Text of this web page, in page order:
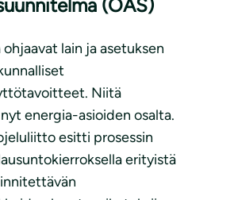
(OAS)
lain ja asetuksen
Niitä
energia-asioiden osalta.
esitti prosessin
erityistä